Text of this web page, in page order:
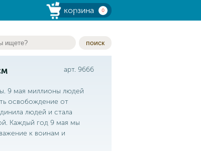
корзина 0
поиск
арт. 9666
9 мая миллионы людей
освобождение от
людей и стала
Каждый год 9 мая мы
к воинам и